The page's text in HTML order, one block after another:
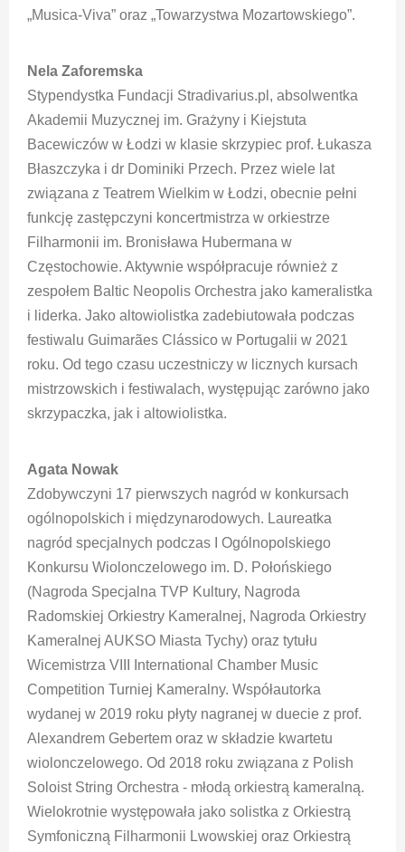
„Musica-Viva” oraz „Towarzystwa Mozartowskiego”.
Nela Zaforemska
Stypendystka Fundacji Stradivarius.pl, absolwentka
Akademii Muzycznej im. Grażyny i Kiejstuta
Bacewiczów w Łodzi w klasie skrzypiec prof. Łukasza
Błaszczyka i dr Dominiki Przech. Przez wiele lat
związana z Teatrem Wielkim w Łodzi, obecnie pełni
funkcję zastępczyni koncertmistrza w orkiestrze
Filharmonii im. Bronisława Hubermana w
Częstochowie. Aktywnie współpracuje również z
zespołem Baltic Neopolis Orchestra jako kameralistka
i liderka. Jako altowiolistka zadebiutowała podczas
festiwalu Guimarães Clássico w Portugalii w 2021
roku. Od tego czasu uczestniczy w licznych kursach
mistrzowskich i festiwalach, występując zarówno jako
skrzypaczka, jak i altowiolistka.
Agata Nowak
Zdobywczyni 17 pierwszych nagród w konkursach
ogólnopolskich i międzynarodowych. Laureatka
nagród specjalnych podczas I Ogólnopolskiego
Konkursu Wiolonczelowego im. D. Połońskiego
(Nagroda Specjalna TVP Kultury, Nagroda
Radomskiej Orkiestry Kameralnej, Nagroda Orkiestry
Kameralnej AUKSO Miasta Tychy) oraz tytułu
Wicemistrza VIII International Chamber Music
Competition Turniej Kameralny. Współautorka
wydanej w 2019 roku płyty nagranej w duecie z prof.
Alexandrem Gebertem oraz w składzie kwartetu
wiolonczelowego. Od 2018 roku związana z Polish
Soloist String Orchestra - młodą orkiestrą kameralną.
Wielokrotnie występowała jako solistka z Orkiestrą
Symfoniczną Filharmonii Lwowskiej oraz Orkiestrą